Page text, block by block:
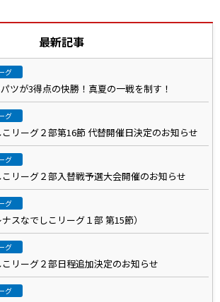
最新記事
グ
ツが3得点の快勝！真夏の一戦を制す！
グ
リーグ２部第16節 代替開催日決定のお知らせ
グ
リーグ２部入替戦予選大会開催のお知らせ
グ
スなでしこリーグ１部 第15節）
グ
リーグ２部日程追加決定のお知らせ
グ